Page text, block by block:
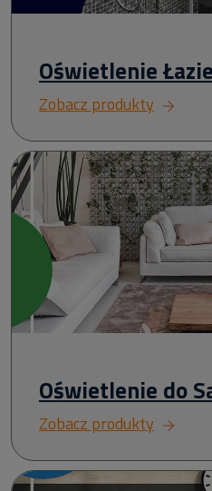
Oświetlenie
Zobacz produkty
Oświetlenie do
Zobacz produkty